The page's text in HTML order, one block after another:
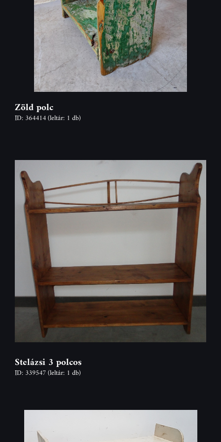
Zöld polc
ID: 364414(leltár: 1 db)
Stelázsi 3 polcos
ID: 339547(leltár: 1 db)